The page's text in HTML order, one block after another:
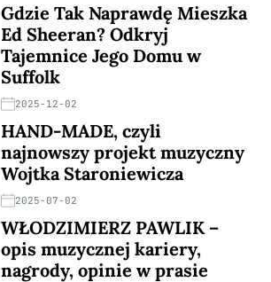
Gdzie Tak Naprawdę Mieszka
Ed Sheeran? Odkryj
Tajemnice Jego Domu w
Suffolk
2025-12-02
HAND-MADE, czyli
najnowszy projekt muzyczny
Wojtka Staroniewicza
2025-07-02
WŁODZIMIERZ PAWLIK –
opis muzycznej kariery,
nagrody, opinie w prasie